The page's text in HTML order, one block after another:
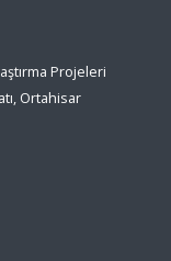
Projeleri
Ortahisar